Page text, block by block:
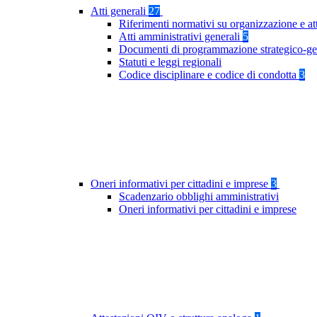
Atti generali 27
Riferimenti normativi su organizzazione e
Atti amministrativi generali 5
Documenti di programmazione strategico-
Statuti e leggi regionali
Codice disciplinare e codice di condotta 3
Oneri informativi per cittadini e imprese 3
Scadenzario obblighi amministrativi
Oneri informativi per cittadini e imprese